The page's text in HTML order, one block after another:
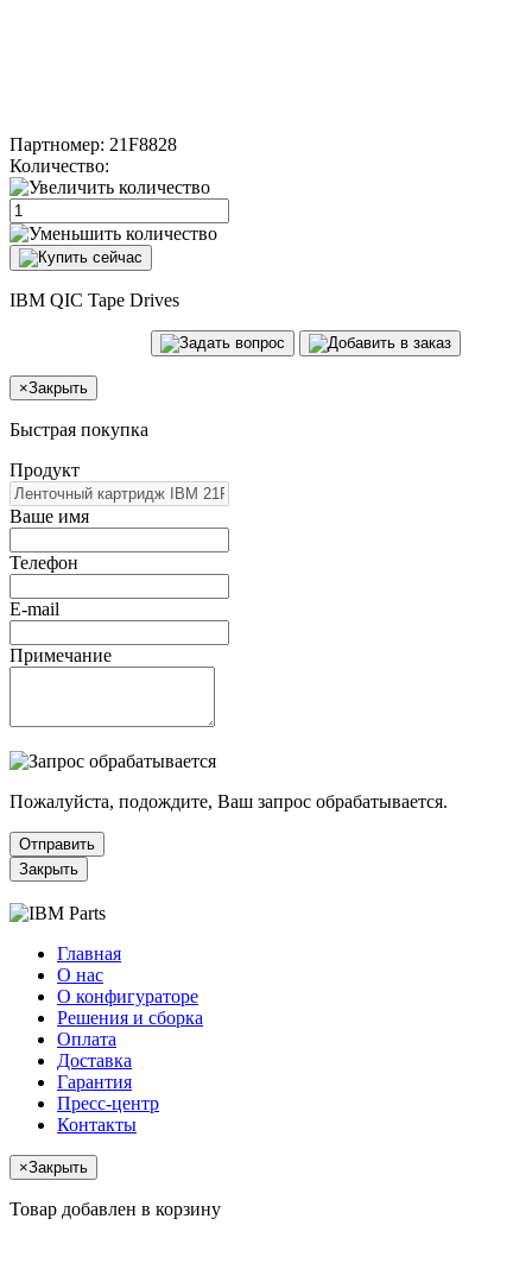
Партномер: 21F8828
Количество:
IBM QIC Tape Drives
×Закрыть
Быстрая покупка
Продукт
Ваше имя
Телефон
E-mail
Примечание
Пожалуйста, подождите, Ваш запрос обрабатывается.
Отправить
Закрыть
Главная
О нас
О конфигураторе
Решения и сборка
Оплата
Доставка
Гарантия
Пресс-центр
Контакты
×Закрыть
Товар добавлен в корзину